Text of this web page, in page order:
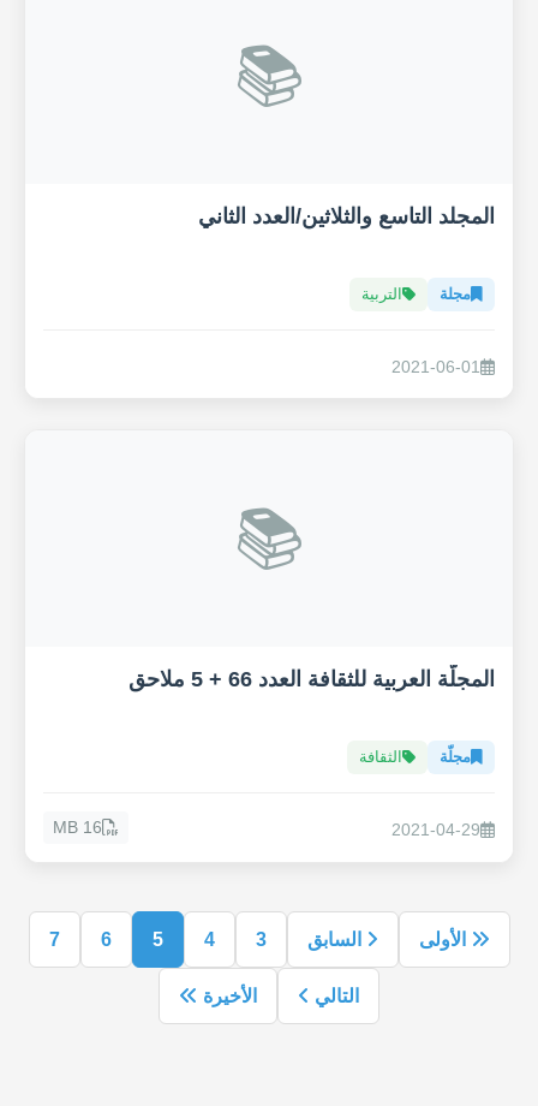
📚
المجلد التاسع والثلاثين/العدد الثاني
مجلة التربية
2021-06-01
📚
المجلّة العربية للثقافة العدد 66 + 5 ملاحق
مجلّة الثقافة
2021-04-29
16 MB
الأولى السابق 3
4
5
6
7
التالي الأخيرة